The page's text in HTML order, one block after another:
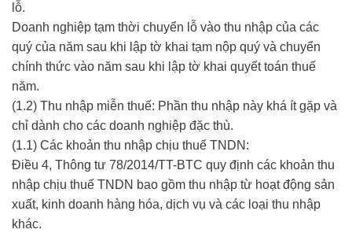
lỗ.
Doanh nghiệp tạm thời chuyển lỗ vào thu nhập của các
quý của năm sau khi lập tờ khai tạm nộp quý và chuyển
chính thức vào năm sau khi lập tờ khai quyết toán thuế
năm.
(1.2) Thu nhập miễn thuế: Phần thu nhập này khá ít gặp và
chỉ dành cho các doanh nghiệp đặc thù.
(1.1) Các khoản thu nhập chịu thuế TNDN:
Điều 4, Thông tư 78/2014/TT-BTC quy định các khoản thu
nhập chịu thuế TNDN bao gồm thu nhập từ hoạt động sản
xuất, kinh doanh hàng hóa, dịch vụ và các loại thu nhập
khác.